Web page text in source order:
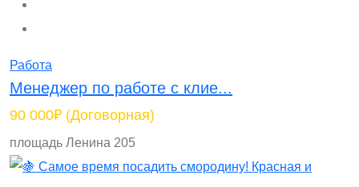
Работа
Менеджер по работе с клие...
90 000₽ (Договорная)
площадь Ленина 205